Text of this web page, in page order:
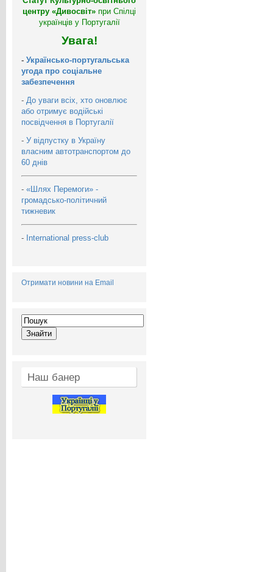
центру «Дивосвіт» при Спілці
українців у Португалії
Увага!
- Українсько-португальська
угода про соціальне
забезпечення
- До уваги всіх, хто оновлює
або отримує водійські
посвідчення в Португалії
- У відпустку в Україну
власним автотранспортом до
60 днів
- «Шлях Перемоги» -
громадсько-політичний
тижневик
- International press-club
Отримати новини на Email
Наш банер